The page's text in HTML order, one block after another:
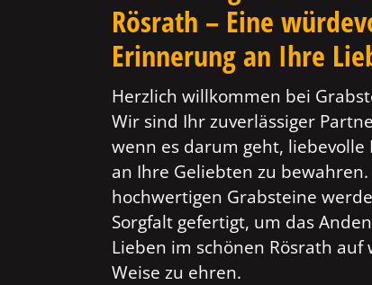
Rösrath – Eine
Erinnerung an Ihre
Herzlich willkommen bei
Wir sind Ihr zuverlässiger
wenn es darum geht, liebevolle
an Ihre Geliebten zu
hochwertigen Grabsteine
Sorgfalt gefertigt, um das
Lieben im schönen Rösrath auf
Weise zu ehren.